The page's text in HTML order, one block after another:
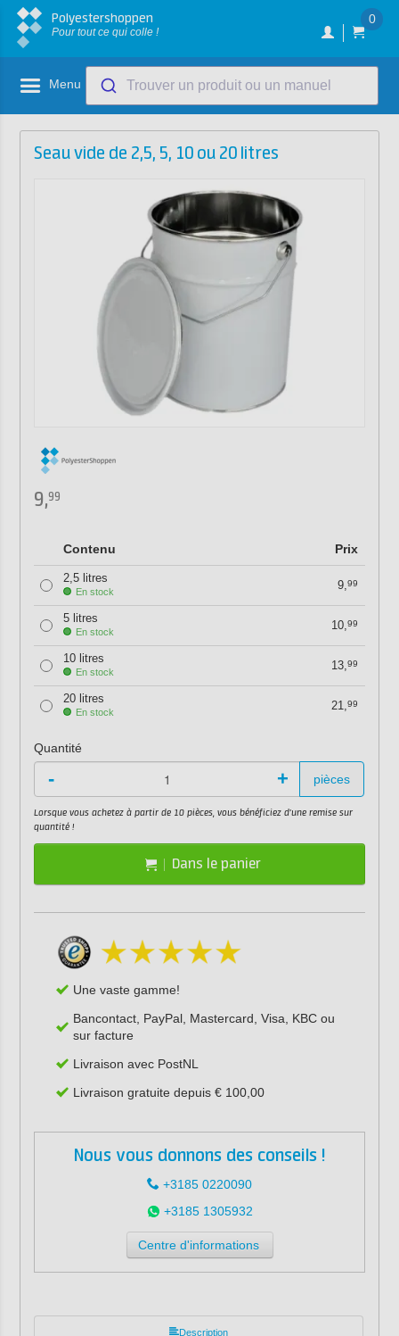
Polyestershoppen
Pour tout ce qui colle !
0
Menu Trouver un produit ou un manuel
Seau vide de 2,5, 5, 10 ou 20 litres
9,99
Contenu Prix
2,5 litres
En stock 9,99
5 litres
En stock 10,99
10 litres
En stock 13,99
20 litres
En stock 21,99
Quantité
- + pièces
Lorsque vous achetez à partir de 10 pièces, vous bénéficiez d'une remise sur
quantité !
Dans le panier
Une vaste gamme!
Bancontact, PayPal, Mastercard, Visa, KBC ou
sur facture
Livraison avec PostNL
Livraison gratuite depuis € 100,00
Nous vous donnons des conseils !
+3185 0220090
+3185 1305932
Centre d'informations
Description